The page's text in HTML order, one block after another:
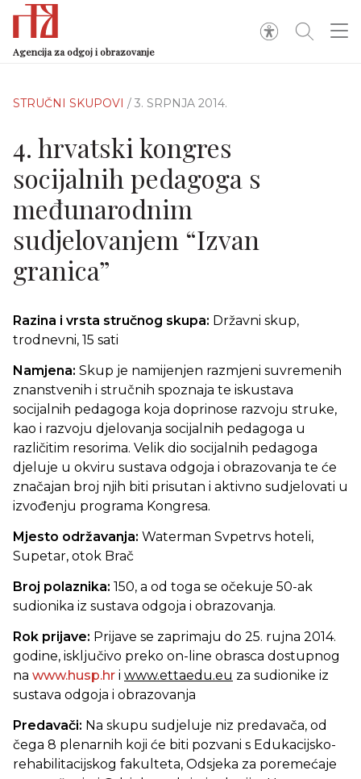
Agencija za odgoj i obrazovanje
STRUČNI SKUPOVI / 3. SRPNJA 2014.
4. hrvatski kongres
socijalnih pedagoga s
međunarodnim
sudjelovanjem “Izvan
granica”
Razina i vrsta stručnog skupa: Državni skup,
trodnevni, 15 sati
Namjena: Skup je namijenjen razmjeni suvremenih
znanstvenih i stručnih spoznaja te iskustava
socijalnih pedagoga koja doprinose razvoju struke,
kao i razvoju djelovanja socijalnih pedagoga u
različitim resorima. Velik dio socijalnih pedagoga
djeluje u okviru sustava odgoja i obrazovanja te će
značajan broj njih biti prisutan i aktivno sudjelovati u
izvođenju programa Kongresa.
Mjesto održavanja: Waterman Svpetrvs hoteli,
Supetar, otok Brač
Broj polaznika: 150, a od toga se očekuje 50-ak
sudionika iz sustava odgoja i obrazovanja.
Rok prijave: Prijave se zaprimaju do 25. rujna 2014.
godine, isključivo preko on-line obrasca dostupnog
na www.husp.hr i www.ettaedu.eu za sudionike iz
sustava odgoja i obrazovanja
Predavači: Na skupu sudjeluje niz predavača, od
čega 8 plenarnih koji će biti pozvani s Edukacijsko-
rehabilitacijskog fakulteta, Odsjeka za poremećaje